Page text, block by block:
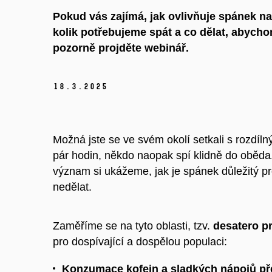
Pokud vás zajímá, jak ovlivňuje spánek
kolik potřebujeme spát a co dělat,
pozorně projděte webinář.
18. 3. 2025
Možná jste se ve svém okolí setkali s
pár hodin, někdo naopak spí klidně do
význam si ukážeme, jak je spánek důležitý
nedělat.
Zaměříme se na tyto oblasti, tzv. desatero
pro dospívající a dospělou populaci:
Konzumace kofein a sladkých nápojů